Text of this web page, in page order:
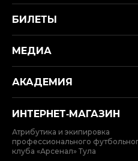
БИЛЕТЫ
МЕДИА
АКАДЕМИЯ
ИНТЕРНЕТ‑МАГАЗИН
Атрибутика и экипировка
профессионального
клуба «Арсенал» Тула